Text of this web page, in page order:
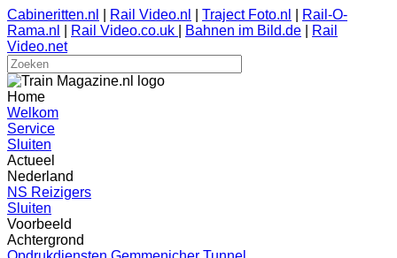
Cabineritten.nl Rail Video.nl Traject Foto.nl
Rail-O-
Rama.nl
Rail Video.co.uk Bahnen im Bild.de
Rail
Video.net
Home
Welkom
Service
Sluiten
Actueel
Nederland
NS Reizigers
Sluiten
Voorbeeld
Achtergrond